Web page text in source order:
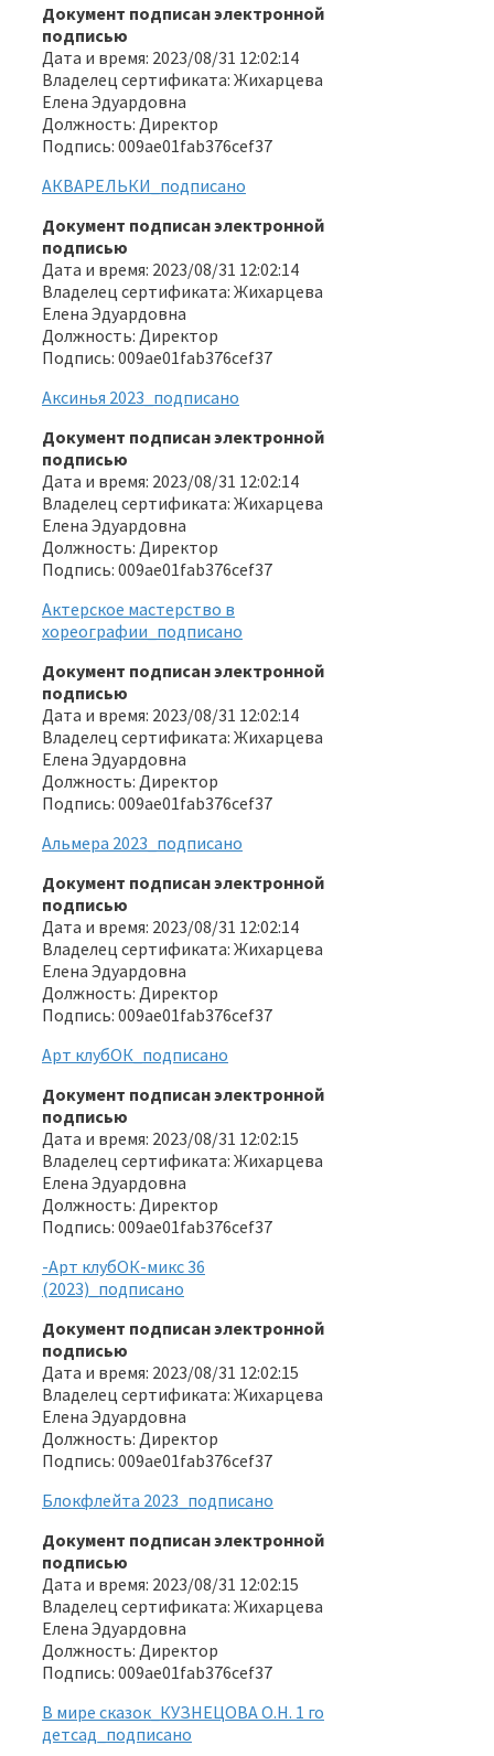
Документ подписан электронной
подписью
Дата и время: 2023/08/31 12:02:14
Владелец сертификата: Жихарцева
Елена Эдуардовна
Должность: Директор
Подпись: 009ae01fab376cef37
АКВАРЕЛЬКИ_подписано
Документ подписан электронной
подписью
Дата и время: 2023/08/31 12:02:14
Владелец сертификата: Жихарцева
Елена Эдуардовна
Должность: Директор
Подпись: 009ae01fab376cef37
Аксинья 2023_подписано
Документ подписан электронной
подписью
Дата и время: 2023/08/31 12:02:14
Владелец сертификата: Жихарцева
Елена Эдуардовна
Должность: Директор
Подпись: 009ae01fab376cef37
Актерское мастерство в
хореографии_подписано
Документ подписан электронной
подписью
Дата и время: 2023/08/31 12:02:14
Владелец сертификата: Жихарцева
Елена Эдуардовна
Должность: Директор
Подпись: 009ae01fab376cef37
Альмера 2023_подписано
Документ подписан электронной
подписью
Дата и время: 2023/08/31 12:02:14
Владелец сертификата: Жихарцева
Елена Эдуардовна
Должность: Директор
Подпись: 009ae01fab376cef37
Арт клубОК_подписано
Документ подписан электронной
подписью
Дата и время: 2023/08/31 12:02:15
Владелец сертификата: Жихарцева
Елена Эдуардовна
Должность: Директор
Подпись: 009ae01fab376cef37
-Арт клубОК-микс 36
(2023)_подписано
Документ подписан электронной
подписью
Дата и время: 2023/08/31 12:02:15
Владелец сертификата: Жихарцева
Елена Эдуардовна
Должность: Директор
Подпись: 009ae01fab376cef37
Блокфлейта 2023_подписано
Документ подписан электронной
подписью
Дата и время: 2023/08/31 12:02:15
Владелец сертификата: Жихарцева
Елена Эдуардовна
Должность: Директор
Подпись: 009ae01fab376cef37
В мире сказок_КУЗНЕЦОВА О.Н. 1 го
детсад_подписано